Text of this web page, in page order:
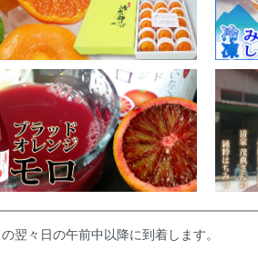
翌々日の午前中以降に到着します。